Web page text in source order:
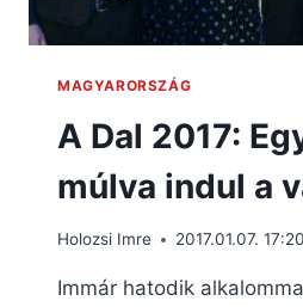
MAGYARORSZÁG
A Dal 2017:
múlva indul a
Holozsi Imre 2017.01.07. 17:20
Immár hatodik